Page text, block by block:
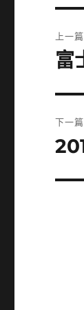
章
上一
上
篇
文
富
下一
下
篇